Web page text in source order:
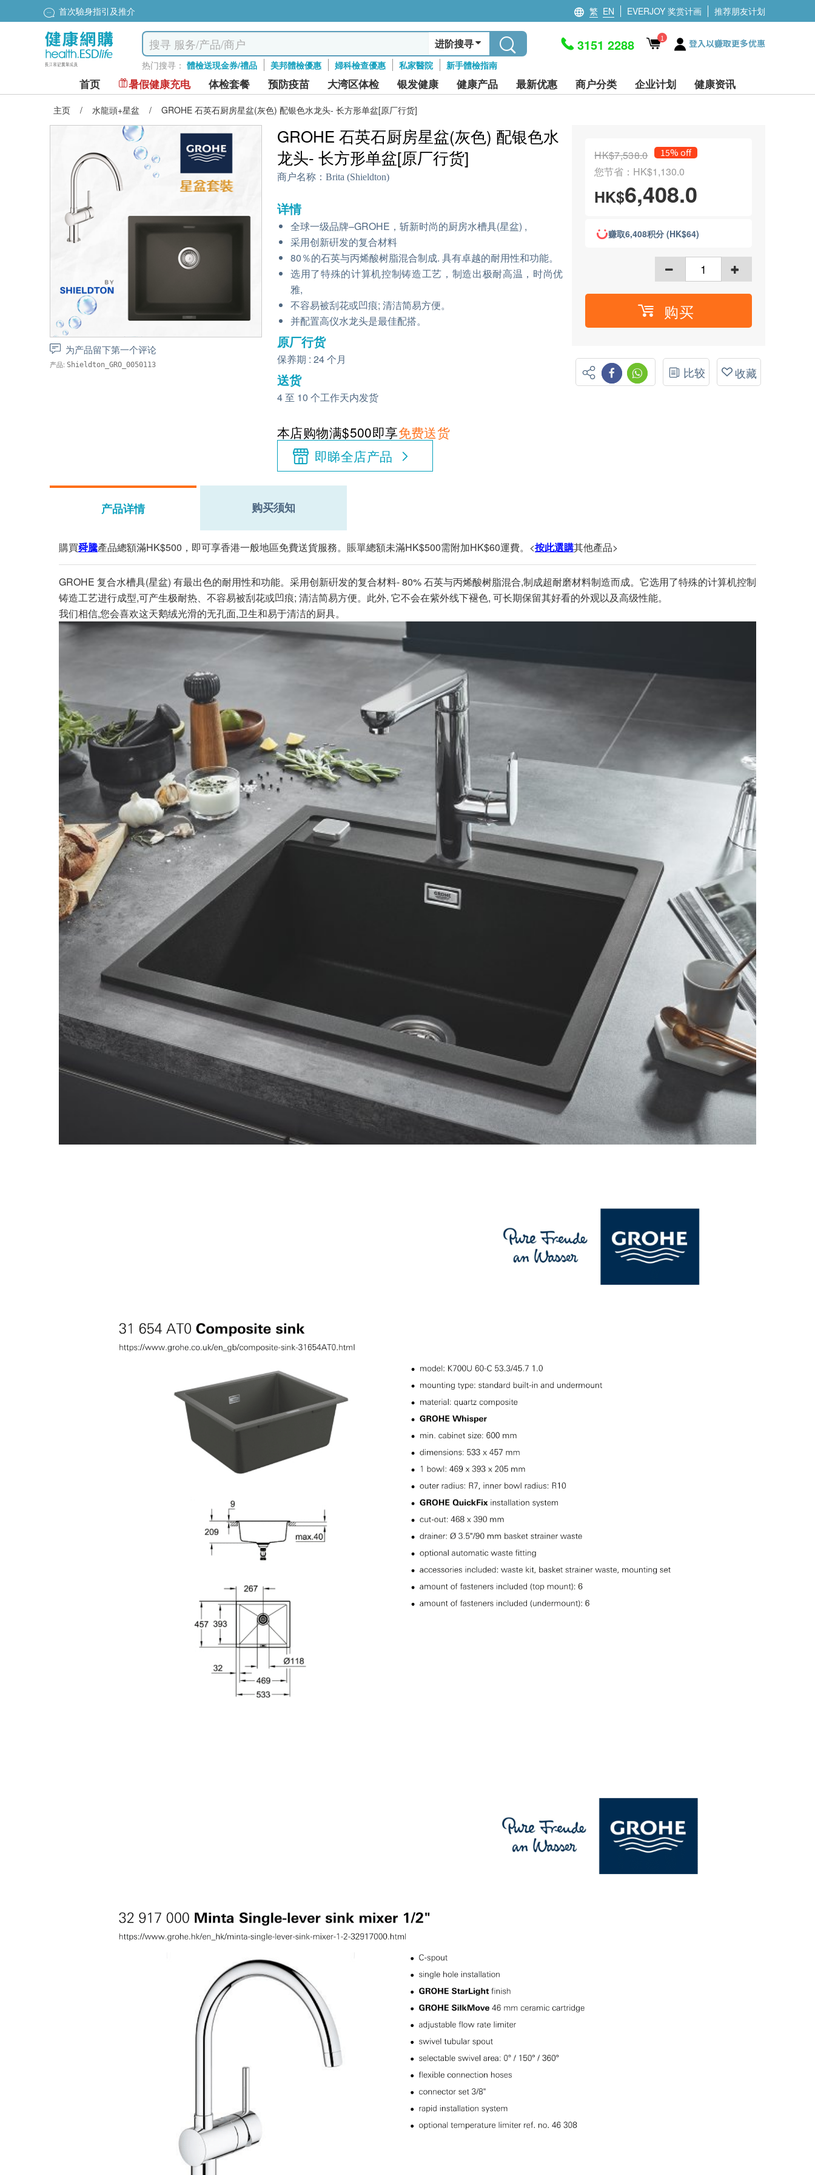
首次驗身指引及推介 繁 EN EVERJOY 奖赏计画 推荐朋友计划
进阶搜寻
热门搜寻： 體檢送現金券/禮品 美邦體檢優惠 婦科檢查優惠 私家醫院 新手體檢指南
3151 2288 1 登入以赚取更多优惠
首页 暑假健康充电 体检套餐 预防疫苗 大湾区体检 银发健康 健康产品 最新优惠 商户分类 企业计划 健康资讯
主页 / 水龍頭+星盆 / GROHE 石英石厨房星盆(灰色) 配银色水龙头- 长方形单盆[原厂行货]
为产品留下第一个评论
产品: Shieldton_GRO_0050113
GROHE 石英石厨房星盆(灰色) 配银色水
龙头- 长方形单盆[原厂行货]
商户名称： Brita (Shieldton)
详情
全球一级品牌–GROHE，斩新时尚的厨房水槽具(星盆) ,
采用创新硏发的复合材料
80％的石英与丙烯酸树脂混合制成. 具有卓越的耐用性和功能。
选用了特殊的计算机控制铸造工艺，制造出极耐高温，时尚优
雅,
不容易被刮花或凹痕; 清洁简易方便。
并配置高仪水龙头是最佳配搭。
原厂行货
保养期 : 24 个月
送货
4 至 10 个工作天内发货
本店购物满$500即享免费送货
即睇全店产品
HK$7,538.0 15% off
您节省：HK$1,130.0
HK$6,408.0
赚取6,408积分 (HK$64)
购买
比较 收藏
产品详情 购买须知
購買舜騰產品總額滿HK$500，即可享香港一般地區免費送貨服務。賬單總額未滿HK$500需附加HK$60運費。<按此選購其他產品>
GROHE 复合水槽具(星盆) 有最出色的耐用性和功能。采用创新硏发的复合材料- 80% 石英与丙烯酸树脂混合,制成超耐磨材料制造而成。它选用了特殊的计算机控制
铸造工艺进行成型,可产生极耐热、不容易被刮花或凹痕; 清洁简易方便。此外, 它不会在紫外线下褪色, 可长期保留其好看的外观以及高级性能。
我们相信,您会喜欢这天鹅绒光滑的无孔面,卫生和易于清洁的厨具。